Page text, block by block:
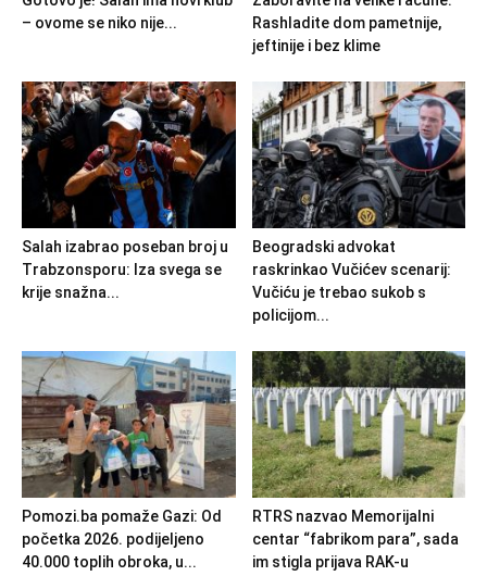
– ovome se niko nije...
Rashladite dom pametnije,
jeftinije i bez klime
Salah izabrao poseban broj u
Trabzonsporu: Iza svega se
krije snažna...
Beogradski advokat
raskrinkao Vučićev scenarij:
Vučiću je trebao sukob s
policijom...
Pomozi.ba pomaže Gazi: Od
početka 2026. podijeljeno
40.000 toplih obroka, u...
RTRS nazvao Memorijalni
centar “fabrikom para”, sada
im stigla prijava RAK-u